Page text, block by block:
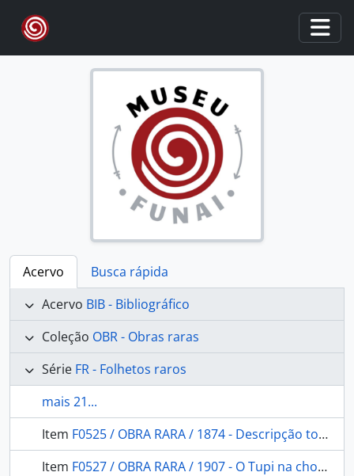
Skip to main content
Acervo
Busca rápida
Acervo BIB - Bibliográfico
Coleção OBR - Obras raras
Série FR - Folhetos raros
mais 21...
Item F0525 / OBRA RARA / 1874 - Descripção topographica do mappa da provincia de Santa Catarina organisada na Commissão do Registro geral e Estatistica das terras publicas sob a presidencia do Conselheiro Bernardo Augusto Nascentes de Azambuja
Item F0527 / OBRA RARA / 1907 - O Tupi na chorographia Pernambucana